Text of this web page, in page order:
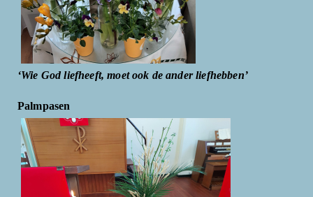
‘Wie God liefheeft, moet ook de ander liefhebben’
Palmpasen